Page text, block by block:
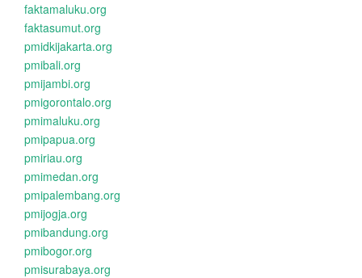
faktamaluku.org
faktasumut.org
pmidkijakarta.org
pmibali.org
pmijambi.org
pmigorontalo.org
pmimaluku.org
pmipapua.org
pmiriau.org
pmimedan.org
pmipalembang.org
pmijogja.org
pmibandung.org
pmibogor.org
pmisurabaya.org